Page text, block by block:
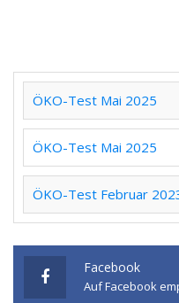
ÖKO-Test Mai 2025
ÖKO-Test Mai 2025
ÖKO-Test Februar
Facebook
Auf Facebook